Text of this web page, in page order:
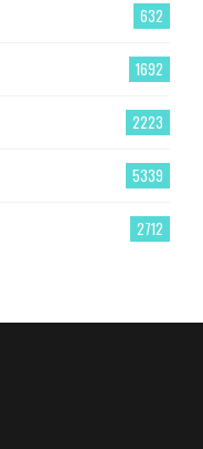
632
1692
2223
5339
2712